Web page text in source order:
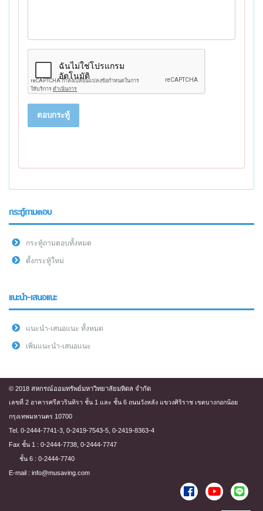
ตอบกระทู้
กระทู้ถามตอบ
กระทู้ถามตอบทั้งหมด
ตั้งกระทู้ใหม่
แนะนำ-เสนอแนะ
แนะนำ-เสนอแนะ ทั้งหมด
เพิ่มแนะนำ-เสนอแนะ
© 2018 สหกรณ์ออมทรัพย์มหาวิทยาลัยมหิดล จำกัด
เลขที่ 2 อาคารศรีสวรินทิรา ชั้น 1 และ ชั้น 6 ถนนวังหลัง แขวงศิริราช เขตบางกอกน้อย
กรุงเทพมหานคร 10700
Tel. 0-2444-7741-3, 0-2419-7543-5, 0-2419-8363-4
Fax ชั้น 1 : 0-2444-7738, 0-2444-7747
ชั้น 6 : 0-2444-7740
E-mail : info@musaving.com